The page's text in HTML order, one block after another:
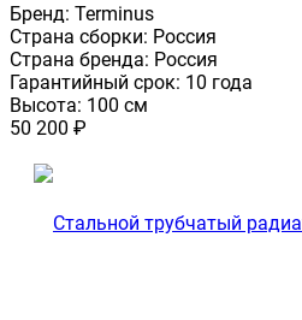
Бренд: Terminus
Страна сборки: Россия
Страна бренда: Россия
Гарантийный срок: 10 года
Высота: 100 см
50 200 ₽